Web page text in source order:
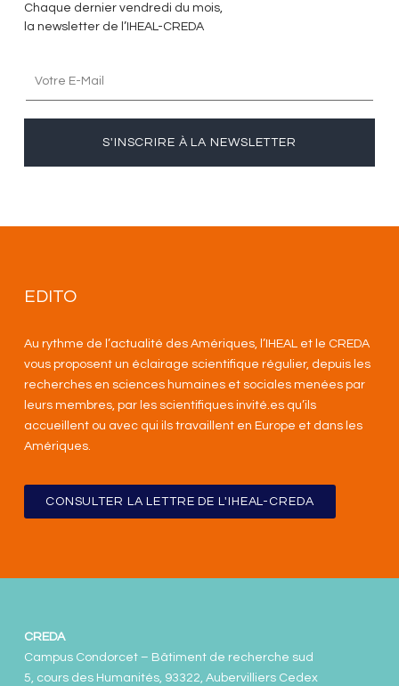
Chaque dernier vendredi du mois,
la newsletter de l’IHEAL-CREDA
S'INSCRIRE À LA NEWSLETTER
EDITO
Au rythme de l’actualité des Amériques, l’IHEAL et le CREDA
vous proposent un éclairage scientifique régulier, depuis les
recherches en sciences humaines et sociales menées par
leurs membres, par les scientifiques invité.es qu’ils
accueillent ou avec qui ils travaillent en Europe et dans les
Amériques.
CONSULTER LA LETTRE DE L'IHEAL-CREDA
CREDA
Campus Condorcet – Bâtiment de recherche sud
5, cours des Humanités, 93322, Aubervilliers Cedex